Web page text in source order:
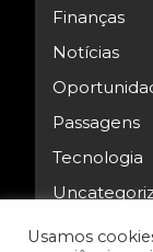
Finanças
Notícias
Passagens
Tecnologia
Usamos